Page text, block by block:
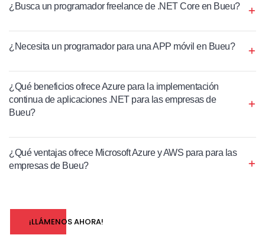
¿Busca un programador freelance de .NET Core en Bueu?
¿Necesita un programador para una APP móvil en Bueu?
¿Qué beneficios ofrece Azure para la implementación
continua de aplicaciones .NET para las empresas de
Bueu?
¿Qué ventajas ofrece Microsoft Azure y AWS para para las
empresas de Bueu?
¡LLÁMENOS AHORA!